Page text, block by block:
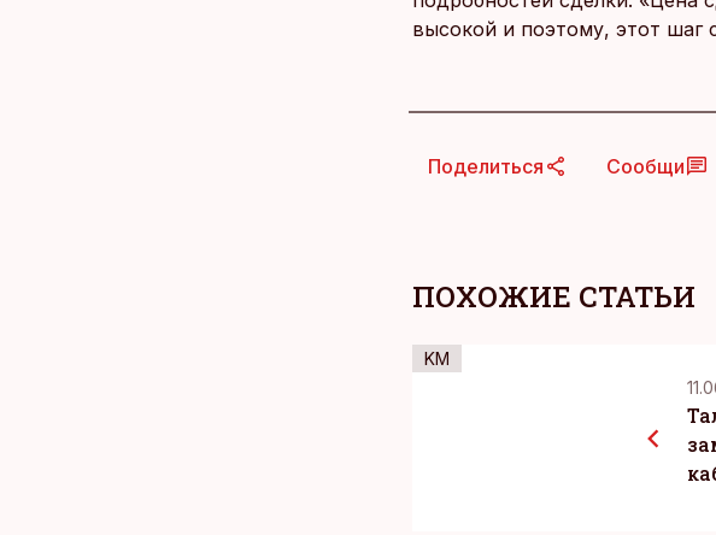
высокой и поэтому, этот шаг
Поделиться Сообщи
ПОХОЖИЕ СТАТЬИ
KM